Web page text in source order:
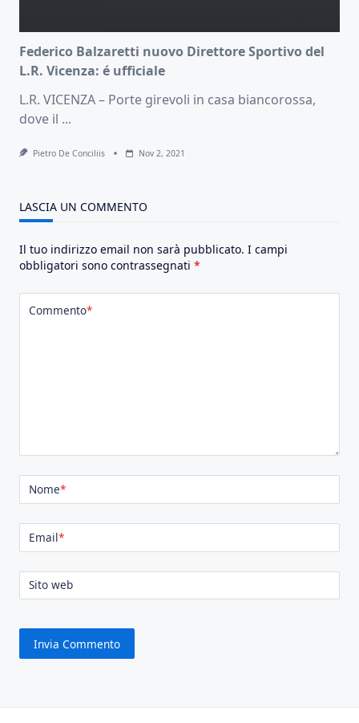
Federico Balzaretti nuovo Direttore Sportivo del
L.R. Vicenza: é ufficiale
L.R. VICENZA – Porte girevoli in casa biancorossa,
dove il ...
Pietro De Conciliis Nov 2, 2021
LASCIA UN COMMENTO
Il tuo indirizzo email non sarà pubblicato. I campi
obbligatori sono contrassegnati *
Commento*
Nome*
Email*
Sito web